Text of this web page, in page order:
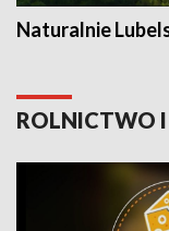
Naturalnie
ROLNICTWO I